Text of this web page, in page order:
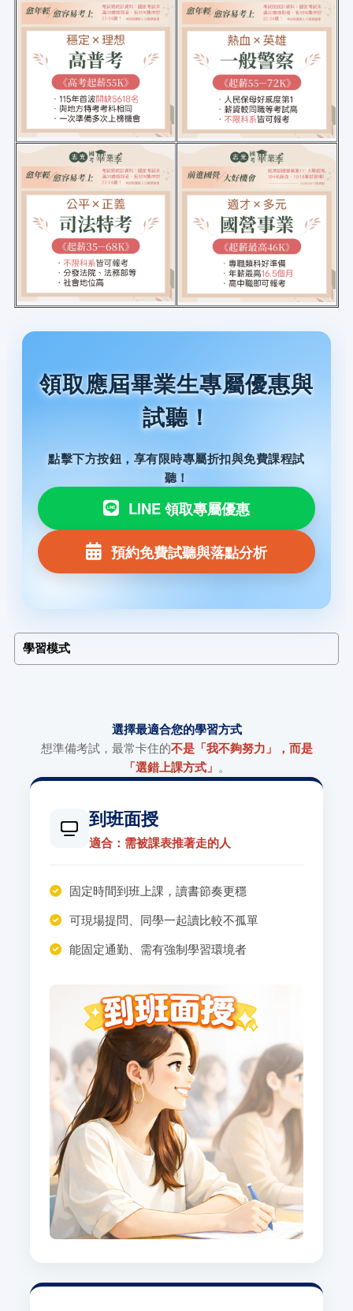
領取應屆畢業生專屬優惠與
試聽！
點擊下方按鈕，享有限時專屬折扣與免費課程試
聽！
LINE 領取專屬優惠
預約免費試聽與落點分析
學習模式
選擇最適合您的學習方式
想準備考試，最常卡住的不是「我不夠努力」，而是
「選錯上課方式」 。
到班面授
適合：需被課表推著走的人
固定時間到班上課，讀書節奏更穩
可現場提問、同學一起讀比較不孤單
能固定通勤、需有強制學習環境者